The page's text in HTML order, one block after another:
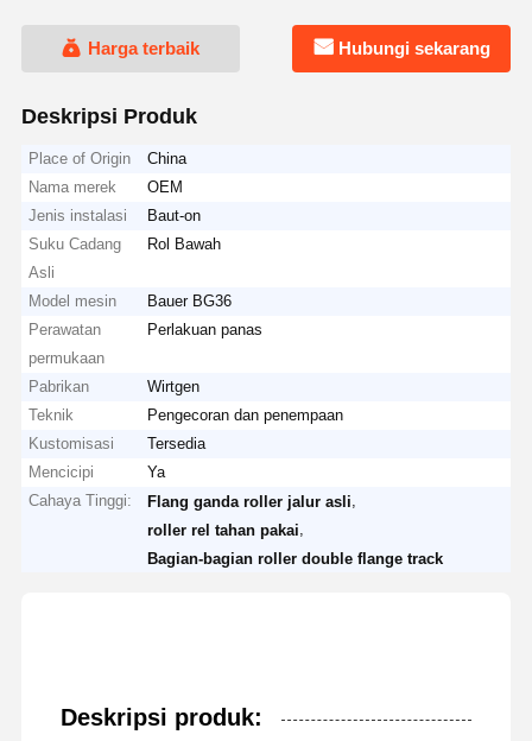
Harga terbaik Hubungi sekarang
Deskripsi Produk
Place of Origin
China
Nama merek
OEM
Jenis instalasi
Baut-on
Suku Cadang
Asli
Rol Bawah
Model mesin
Bauer BG36
Perawatan
permukaan
Perlakuan panas
Pabrikan
Wirtgen
Teknik
Pengecoran dan penempaan
Kustomisasi
Tersedia
Mencicipi
Ya
Cahaya Tinggi:
Flang ganda roller jalur asli
roller rel tahan pakai
Bagian-bagian roller double flange track
Deskripsi produk: